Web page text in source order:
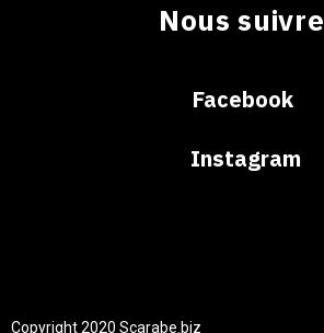
Nous suivre
Facebook
Instagram
Copyright 2020 Scarabe.biz